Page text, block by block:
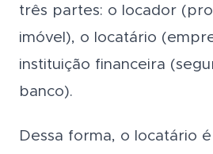
três partes: o locador
imóvel), o locatário
instituição financeira
banco).
Dessa forma, o locatário